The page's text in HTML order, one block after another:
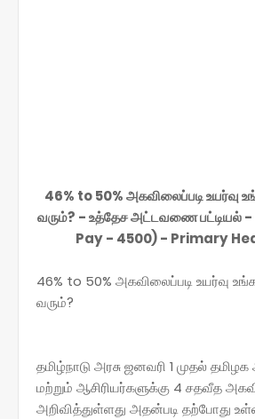
46% to 50% அகவிலைப்படி உயர்வு
வரும்? - உத்தேச அட்டவணை பட்டியல்
Pay - 4500) - Primary
46% to 50% அகவிலைப்படி உயர்வு
வரும்?
தமிழ்நாடு அரசு ஜனவரி 1 முதல்
மற்றும் ஆசிரியர்களுக்கு 4 சதவீத
அறிவித்துள்ளது அதன்படி தற்போது